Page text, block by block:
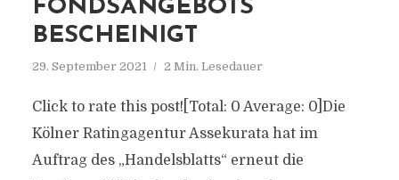
FONDSANGEBOTS
BESCHEINIGT
29. September 2021 2 Min. Lesedauer
Click to rate this post![Total: 0 Average: 0]Die
Kölner Ratingagentur Assekurata hat im
Auftrag des „Handelsblatts“ erneut die